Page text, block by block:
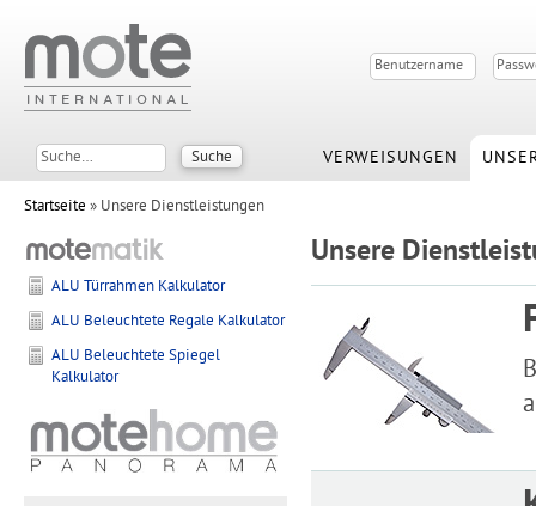
VERWEISUNGEN
Startseite » Unsere Dienstleistungen
Unsere
ALU Türrahmen Kalkulator
ALU Beleuchtete Regale Kalkulator
ALU Beleuchtete Spiegel
Kalkulator